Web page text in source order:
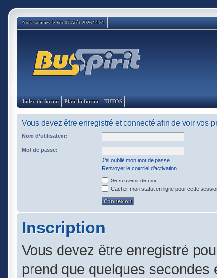
Nous sommes le Ven 07 Août 2026 14:51
Index du forum Plan du forum TUTOS
Vous devez être enregistré et connecté afin de voir vos
Nom d’utilisateur:
Mot de passe:
J’ai oublié mon mot de passe
Renvoyer le courriel d’activation
Se souvenir de moi
Cacher mon statut en ligne pour cette
Inscription
Vous devez être enregistré
prend que quelques